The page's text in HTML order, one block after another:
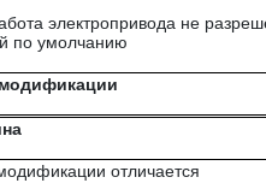
электропривода не
по умолчанию
отличается